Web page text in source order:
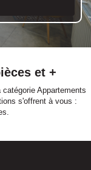
et +
Appartements
s'offrent à vous :